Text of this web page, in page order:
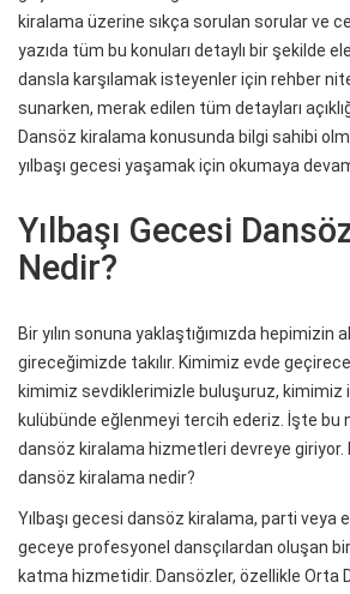
kiralama üzerine sıkça sorulan sorular ve
yazıda tüm bu konuları detaylı bir şekilde ele
dansla karşılamak isteyenler için rehber
sunarken, merak edilen tüm detayları
Dansöz kiralama konusunda bilgi sahibi
yılbaşı gecesi yaşamak için okumaya
Yılbaşı Gecesi
Nedir?
Bir yılın sonuna yaklaştığımızda hepimizin
gireceğimizde takılır. Kimimiz evde
kimimiz sevdiklerimizle buluşuruz, kimimiz
kulübünde eğlenmeyi tercih ederiz. İşte bu
dansöz kiralama hizmetleri devreye giriyor.
dansöz kiralama nedir?
Yılbaşı gecesi dansöz kiralama, parti veya
geceye profesyonel dansçılardan oluşan
katma hizmetidir. Dansözler, özellikle Orta